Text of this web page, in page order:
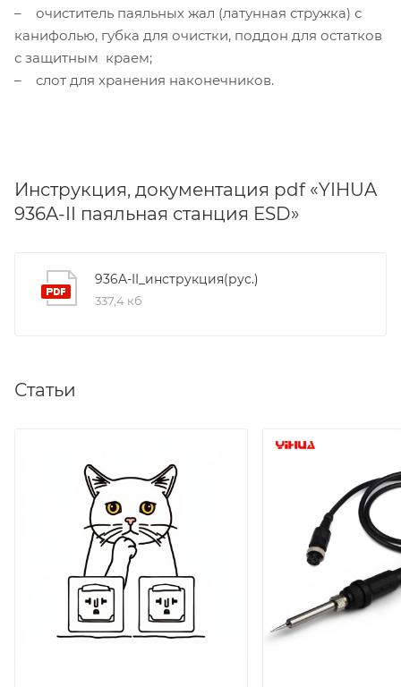
– очиститель паяльных жал (латунная стружка) с
канифолью, губка для очистки, поддон для остатков
с защитным краем;
– слот для хранения наконечников.
Инструкция, документация pdf «YIHUA
936A-II паяльная станция ESD»
936A-II_инструкция(рус.)
337,4 кб
Статьи